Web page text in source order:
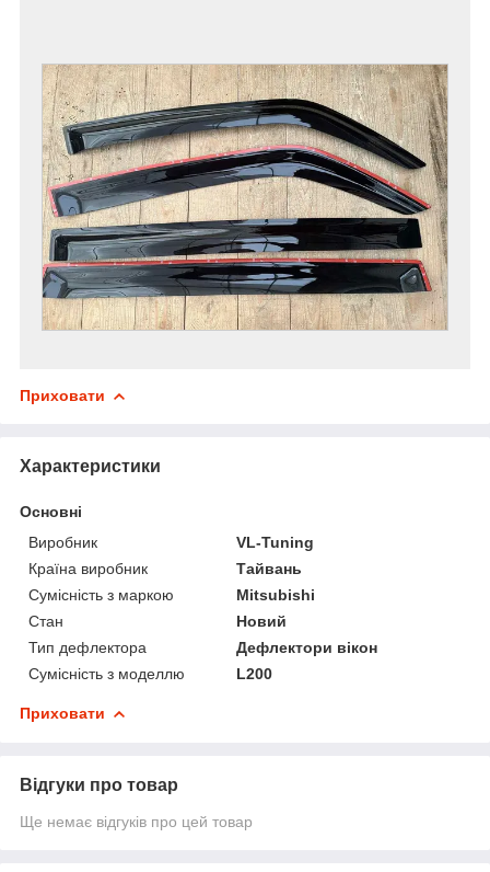
Приховати
Характеристики
Основні
Виробник
VL-Tuning
Країна виробник
Тайвань
Сумісність з маркою
Mitsubishi
Стан
Новий
Тип дефлектора
Дефлектори вікон
Сумісність з моделлю
L200
Приховати
Відгуки про товар
Ще немає відгуків про цей товар